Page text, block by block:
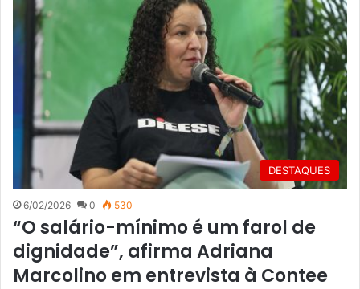
DESTAQUES
6/02/2026 0 530
“O salário-mínimo é um farol de
dignidade”, afirma Adriana
Marcolino em entrevista à Contee